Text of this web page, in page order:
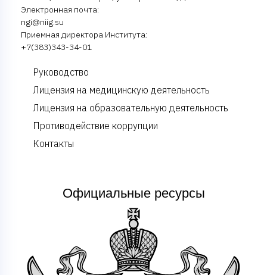
Электронная почта:
ngi@niig.su
Приемная директора Института:
+7(383)343-34-01
Руководство
Лицензия на медицинскую деятельность
Лицензия на образовательную деятельность
Противодействие коррупции
Контакты
Официальные ресурсы